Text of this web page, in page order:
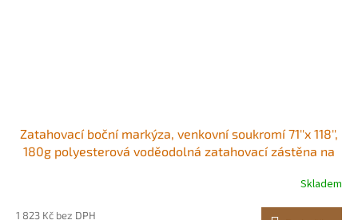
Zatahovací boční markýza, venkovní soukromí 71''x 118'',
180g polyesterová voděodolná zatahovací zástěna na
Skladem
1 823 Kč bez DPH